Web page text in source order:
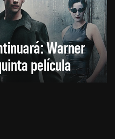
Warner
película